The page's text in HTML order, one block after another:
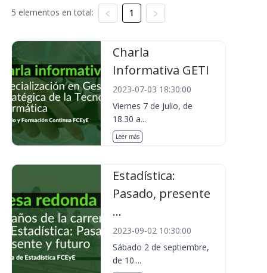
5 elementos en total: 1
Charla
Informativa GETI
2023-07-03 18:30:00
Viernes 7 de Julio, de
18.30 a...
Leer más
Estadística:
Pasado, presente
...
2023-09-02 10:30:00
Sábado 2 de septiembre,
de 10....